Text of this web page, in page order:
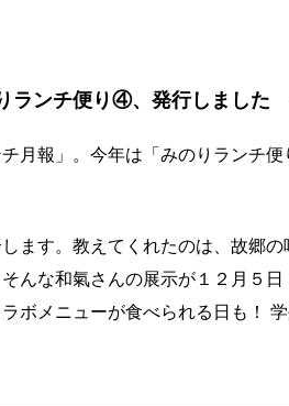
ランチ便り④、発行しました
月報」。今年は「みのりランチ
ます。教えてくれたのは、故郷
んな和氣さんの展示が１２月５日
ボメニューが食べられる日も！